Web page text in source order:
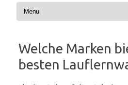
Welche Marken
besten